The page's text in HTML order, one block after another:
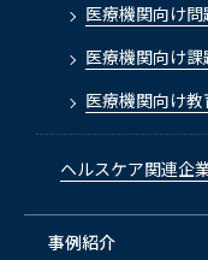
医療機関向け
医療機関向け
医療機関向け
ヘルスケア関連企
事例紹介